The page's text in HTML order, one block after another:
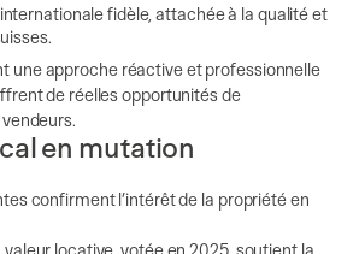
fidèle, attachée à la qualité et
une approche réactive et professionnelle
de réelles opportunités de
en mutation
confirment l’intérêt de la propriété en
valeur locative, votée en 2025, soutient la